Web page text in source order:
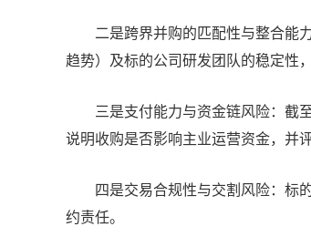
二是跨界并购的匹配性与整合能
趋势）及标的公司研发团队的稳定性
三是支付能力与资金链风险：截
说明收购是否影响主业运营资金，并
四是交易合规性与交割风险：标
约责任。